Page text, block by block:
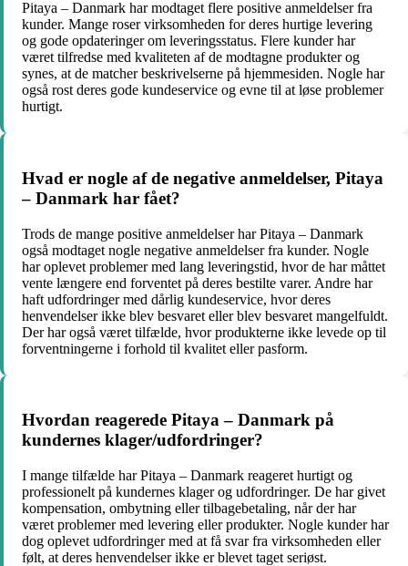
Pitaya – Danmark har modtaget flere positive anmeldelser fra
kunder. Mange roser virksomheden for deres hurtige levering
og gode opdateringer om leveringsstatus. Flere kunder har
været tilfredse med kvaliteten af de modtagne produkter og
synes, at de matcher beskrivelserne på hjemmesiden. Nogle har
også rost deres gode kundeservice og evne til at løse problemer
hurtigt.
Hvad er nogle af de negative anmeldelser, Pitaya
– Danmark har fået?
Trods de mange positive anmeldelser har Pitaya – Danmark
også modtaget nogle negative anmeldelser fra kunder. Nogle
har oplevet problemer med lang leveringstid, hvor de har måttet
vente længere end forventet på deres bestilte varer. Andre har
haft udfordringer med dårlig kundeservice, hvor deres
henvendelser ikke blev besvaret eller blev besvaret mangelfuldt.
Der har også været tilfælde, hvor produkterne ikke levede op til
forventningerne i forhold til kvalitet eller pasform.
Hvordan reagerede Pitaya – Danmark på
kundernes klager/udfordringer?
I mange tilfælde har Pitaya – Danmark reageret hurtigt og
professionelt på kundernes klager og udfordringer. De har givet
kompensation, ombytning eller tilbagebetaling, når der har
været problemer med levering eller produkter. Nogle kunder har
dog oplevet udfordringer med at få svar fra virksomheden eller
følt, at deres henvendelser ikke er blevet taget seriøst.